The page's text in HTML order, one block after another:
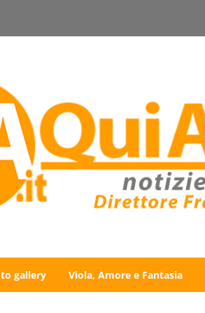
gallery Viola, Amore e Fantasia